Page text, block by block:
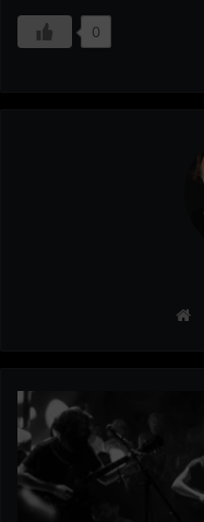
0
Chanson
du
jour
#
2020-